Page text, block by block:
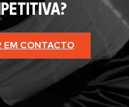
EM CONTACTO